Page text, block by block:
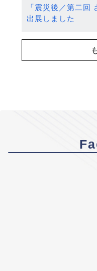
「震災後／第二回
出展しました